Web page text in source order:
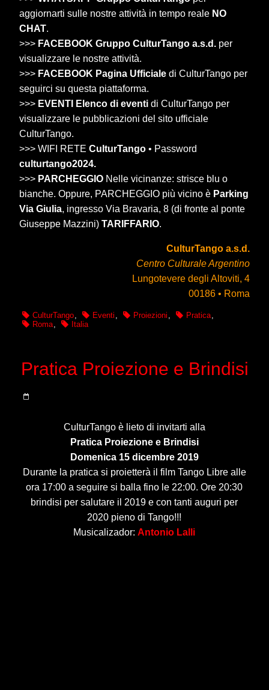
aggiornarti sulle nostre attività in tempo reale NO
CHAT.
>>> FACEBOOK Gruppo CulturTango a.s.d. per
visualizzare le nostre attività.
>>> FACEBOOK Pagina Ufficiale di CulturTango per
seguirci su questa piattaforma.
>>> EVENTI Elenco di eventi di CulturTango per
visualizzare le pubblicazioni del sito ufficiale
CulturTango.
>>> WIFI RETECulturTango • Password
culturtango2024.
>>> PARCHEGGIO Nelle vicinanze: strisce blu o
bianche. Oppure, PARCHEGGIO più vicino è Parking
Via Giulia, ingresso Via Bravaria, 8 (di fronte al ponte
Giuseppe Mazzini)TARIFFARIO.
CulturTango a.s.d.
Centro Culturale Argentino
Lungotevere degli Altoviti, 4
00186 • Roma
CulturTango, Eventi , Proiezioni , Pratica,
Roma, Italia
Pratica Proiezione e Brindisi
CulturTango è lieto di invitarti alla
Pratica Proiezione e Brindisi
Domenica 15 dicembre 2019
Durante la pratica si proietterà il film Tango Libre alle
ora 17:00 a seguire si balla fino le 22:00. Ore 20:30
brindisi per salutare il 2019 e con tanti auguri per
2020 pieno di Tango!!!
Musicalizador:Antonio Lalli